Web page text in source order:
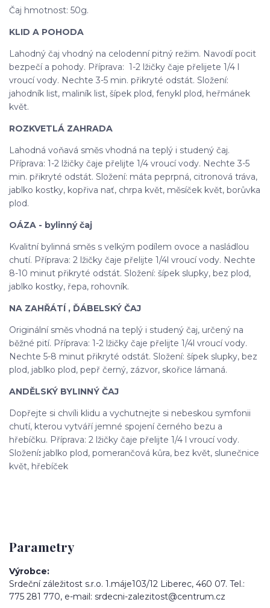
Čaj hmotnost: 50g.
KLID A POHODA
Lahodný čaj vhodný na celodenní pitný režim. Navodí pocit
bezpečí a pohody. Příprava: 1-2 lžičky čaje přelijete 1/4 l
vroucí vody. Nechte 3-5 min. přikryté odstát. Složení:
jahodník list, maliník list, šípek plod, fenykl plod, heřmánek
květ.
ROZKVETLÁ ZAHRADA
Lahodná voňavá směs vhodná na teplý i studený čaj.
Příprava: 1-2 lžičky čaje přelijte 1/4 vroucí vody. Nechte 3-5
min. přikryté odstát. Složení: máta peprpná, citronová tráva,
jablko kostky, kopřiva nať, chrpa květ, měsíček květ, borůvka
plod.
OÁZA - bylinný čaj
Kvalitní bylinná směs s velkým podílem ovoce a nasládlou
chutí. Příprava: 2 lžičky čaje přelijte 1/4l vroucí vody. Nechte
8-10 minut přikryté odstát. Složení: šípek slupky, bez plod,
jablko kostky, řepa, rohovník.
NA ZAHŘÁTÍ , ĎÁBELSKÝ ČAJ
Originální směs vhodná na teplý i studený čaj, určený na
běžné pití. Příprava: 1-2 lžičky čaje přelijte 1/4l vroucí vody.
Nechte 5-8 minut přikryté odstát. Složení: šípek slupky, bez
plod, jablko plod, pepř černý, zázvor, skořice lámaná.
ANDĚLSKÝ BYLINNÝ ČAJ
Dopřejte si chvíli klidu a vychutnejte si nebeskou symfonii
chutí, kterou vytváří jemné spojení černého bezu a
hřebíčku. Příprava: 2 lžičky čaje přelijte 1/4 l vroucí vody.
Složení: jablko plod, pomerančová kůra, bez květ, slunečnice
květ, hřebíček
Parametry
Výrobce
Srdeční záležitost s.r.o. 1.máje103/12 Liberec, 460 07. Tel.:
775 281 770, e-mail: srdecni-zalezitost@centrum.cz